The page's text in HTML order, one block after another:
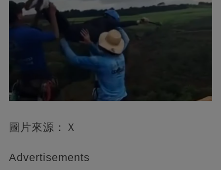
圖片來源：Ｘ
Advertisements